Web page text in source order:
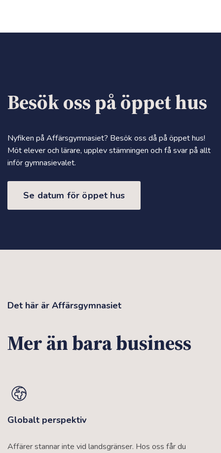
Besök oss på öppet hus
Nyfiken på Affärsgymnasiet? Besök oss då på öppet hus!
Möt elever och lärare, upplev stämningen och få svar på allt
inför gymnasievalet.
Se datum för öppet hus
Det här är Affärsgymnasiet
Mer än bara business
Globalt perspektiv
Affärer stannar inte vid landsgränser. Hos oss får du